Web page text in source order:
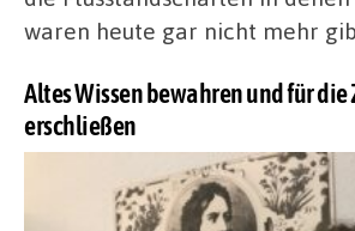
waren heute gar nicht mehr
Altes Wissen bewahren und für
erschließen